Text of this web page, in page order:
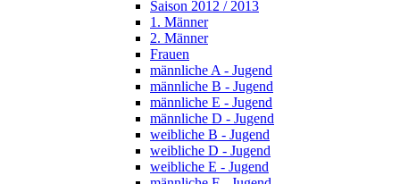
Saison 2012 / 2013
1. Männer
2. Männer
Frauen
männliche A - Jugend
männliche B - Jugend
männliche E - Jugend
männliche D - Jugend
weibliche B - Jugend
weibliche D - Jugend
weibliche E - Jugend